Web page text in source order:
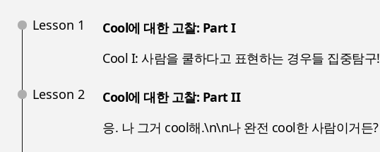
Lesson 1
Cool에 대한 고찰: Part I
Cool I: 사람을 쿨하다고 표현하는 경우들 집중탐구!
Lesson 2
Cool에 대한 고찰: Part II
응. 나 그거 cool해.\n\n나 완전 cool한 사람이거든?